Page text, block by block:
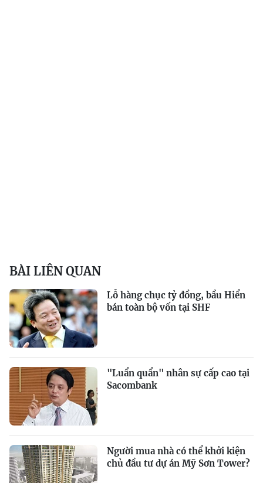
BÀI LIÊN QUAN
Lỗ hàng chục tỷ đồng, bầu Hiển
bán toàn bộ vốn tại SHF
"Luẩn quẩn" nhân sự cấp cao tại
Sacombank
Người mua nhà có thể khởi kiện
chủ đầu tư dự án Mỹ Sơn Tower?